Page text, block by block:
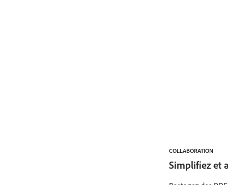
COLLABORATION
Simplifiez et